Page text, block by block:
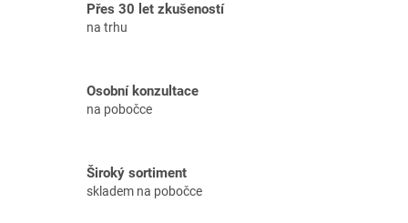
Přes 30 let zkušeností
na trhu
Osobní konzultace
na pobočce
Široký sortiment
skladem na pobočce